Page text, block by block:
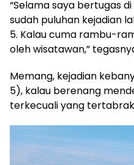
“Selama saya bertugas
sudah puluhan kejadian
5. Kalau cuma rambu-
oleh wisatawan,”
Memang, kejadian
5), kalau berenang
terkecuali yang